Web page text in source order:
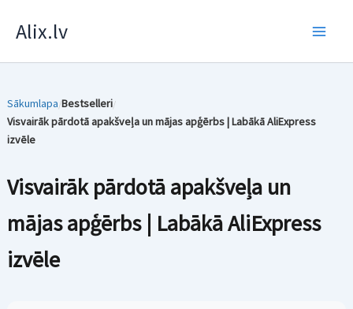
Alix.lv
Sākumlapa/Bestselleri/
Visvairāk pārdotā apakšveļa un mājas apģērbs | Labākā AliExpress
izvēle
Visvairāk pārdotā apakšveļa un
mājas apģērbs | Labākā AliExpress
izvēle